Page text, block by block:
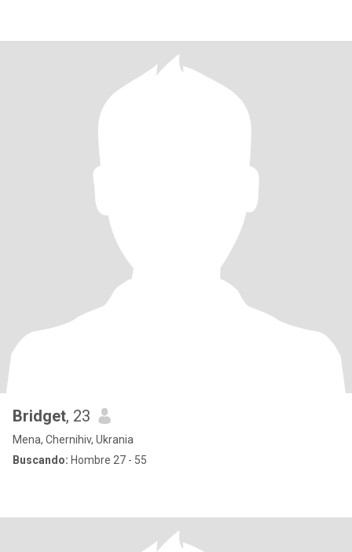
Bridget, 23
Mena, Chernihiv, Ukrania
Buscando: Hombre 27 - 55